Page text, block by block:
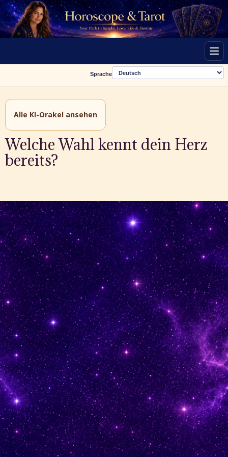
Sprache
Alle KI-Orakel ansehen
Welche Wahl kennt dein Herz
bereits?